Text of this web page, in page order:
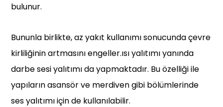
bulunur.
Bununla birlikte, az yakıt kullanımı sonucunda çevre
kirliliğinin artmasını engeller.ısı yalıtımı yanında
darbe sesi yalıtımı da yapmaktadır. Bu özelliği ile
yapıların asansör ve merdiven gibi bölümlerinde
ses yalıtımı için de kullanılabilir.